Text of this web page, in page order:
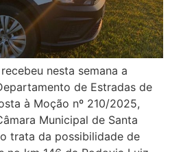
nesta semana a
de Estradas de
à Moção nº 210/2025,
Municipal de Santa
trata da possibilidade de